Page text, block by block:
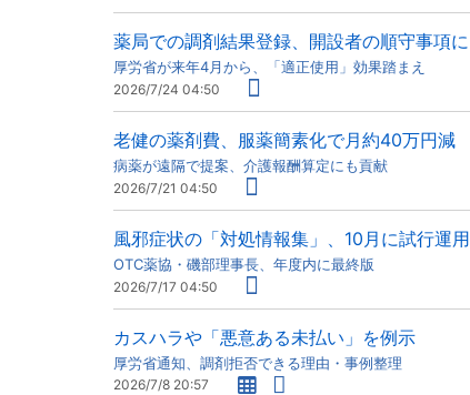
薬局での調剤結果登録、開設者の順守事項に
厚労省が来年4月から、「適正使用」効果踏まえ
2026/7/24 04:50
老健の薬剤費、服薬簡素化で月約40万円減
病薬が遠隔で提案、介護報酬算定にも貢献
2026/7/21 04:50
風邪症状の「対処情報集」、10月に試行運用
OTC薬協・磯部理事長、年度内に最終版
2026/7/17 04:50
カスハラや「悪意ある未払い」を例示
厚労省通知、調剤拒否できる理由・事例整理
2026/7/8 20:57